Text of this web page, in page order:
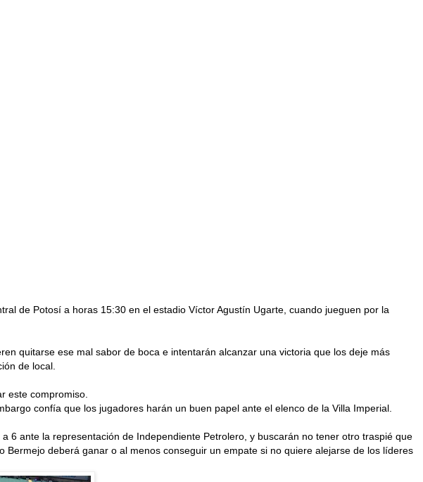
de Potosí a horas 15:30 en el estadio Víctor Agustín Ugarte, cuando jueguen por la
quitarse ese mal sabor de boca e intentarán alcanzar una victoria que los deje más
de local.
este compromiso.
confía que los jugadores harán un buen papel ante el elenco de la Villa Imperial.
6 ante la representación de Independiente Petrolero, y buscarán no tener otro traspié que
deberá ganar o al menos conseguir un empate si no quiere alejarse de los líderes